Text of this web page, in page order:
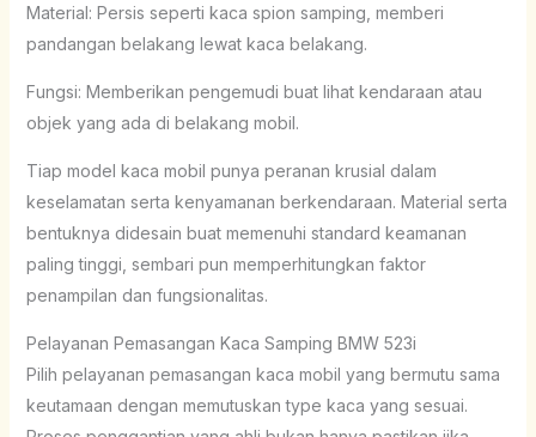
Material: Persis seperti kaca spion samping, memberi
pandangan belakang lewat kaca belakang.
Fungsi: Memberikan pengemudi buat lihat kendaraan atau
objek yang ada di belakang mobil.
Tiap model kaca mobil punya peranan krusial dalam
keselamatan serta kenyamanan berkendaraan. Material serta
bentuknya didesain buat memenuhi standard keamanan
paling tinggi, sembari pun memperhitungkan faktor
penampilan dan fungsionalitas.
Pelayanan Pemasangan Kaca Samping BMW 523i
Pilih pelayanan pemasangan kaca mobil yang bermutu sama
keutamaan dengan memutuskan type kaca yang sesuai.